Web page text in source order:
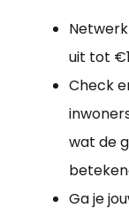
uit tot
Check
wat de
Ga je